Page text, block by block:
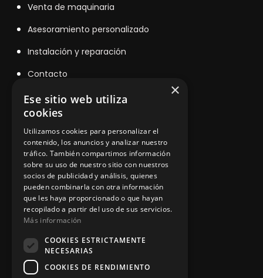
Venta de maquinaria
Asesoramiento personalizado
Instalación y reparación
Contacto
Información legal
Política de privacidad
Aviso legal
App Zine Hostelería
×
Ese sitio web utiliza
cookies
Utilizamos cookies para personalizar el
contenido, los anuncios y analizar nuestro
tráfico. También compartimos información
sobre su uso de nuestro sitio con nuestros
socios de publicidad y análisis, quienes
pueden combinarla con otra información
que les haya proporcionado o que hayan
recopilado a partir del uso de sus servicios.
Más información
COOKIES ESTRICTAMENTE
NECESARIAS
COOKIES DE RENDIMIENTO